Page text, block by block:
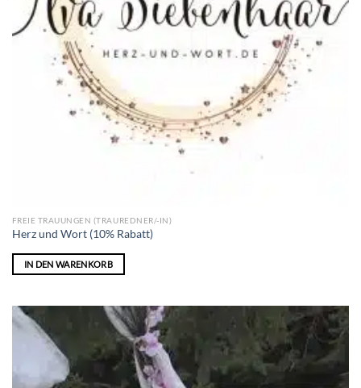
FREIE TRAUUNGEN (TRAUREDNER/-IN)
Herz und Wort (10% Rabatt)
IN DEN WARENKORB